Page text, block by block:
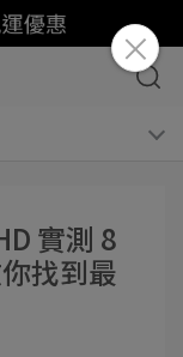
實測 8
找到最